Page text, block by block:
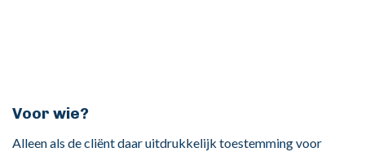
Voor wie?
Alleen als de cliënt daar uitdrukkelijk toestemming voor